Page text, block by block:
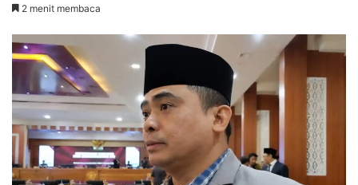
2 menit membaca